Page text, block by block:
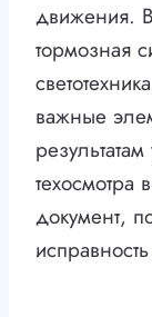
движения.
тормозная
важные
техосмотра
документ,